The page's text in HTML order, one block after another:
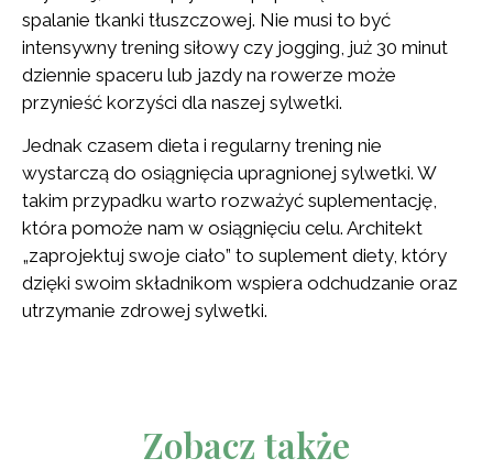
spalanie tkanki tłuszczowej. Nie musi to być
intensywny trening siłowy czy jogging, już 30 minut
dziennie spaceru lub jazdy na rowerze może
przynieść korzyści dla naszej sylwetki.
Jednak czasem dieta i regularny trening nie
wystarczą do osiągnięcia upragnionej sylwetki. W
takim przypadku warto rozważyć suplementację,
która pomoże nam w osiągnięciu celu. Architekt
„zaprojektuj swoje ciało” to suplement diety, który
dzięki swoim składnikom wspiera odchudzanie oraz
utrzymanie zdrowej sylwetki.
Zobacz także